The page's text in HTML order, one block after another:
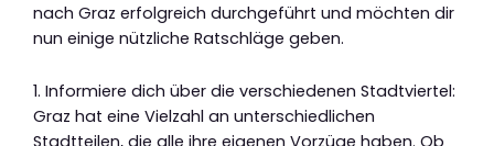
nach Graz erfolgreich durchgeführt und möchten dir
nun einige nützliche Ratschläge geben.
1. Informiere dich über die verschiedenen Stadtviertel:
Graz hat eine Vielzahl an unterschiedlichen